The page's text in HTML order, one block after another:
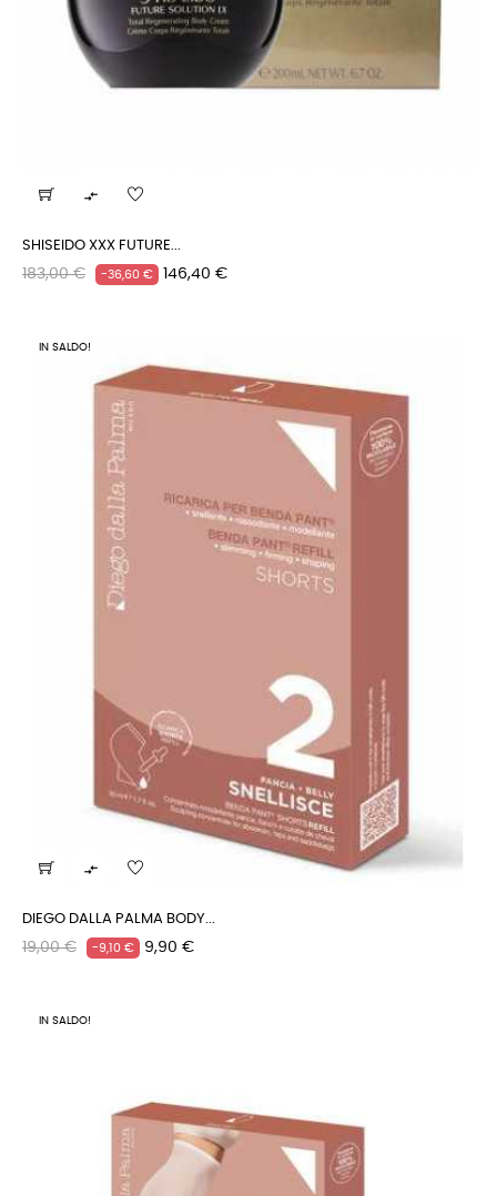

SHISEIDO XXX FUTURE...
Prezzo
183,00 € -36,60 € Prezzo
146,40 €
IN SALDO!

DIEGO DALLA PALMA BODY...
Prezzo
19,00 € -9,10 € Prezzo
9,90 €
IN SALDO!